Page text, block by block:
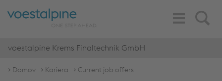
Search
Toggle
Navigation
voestalpine Krems Finaltechnik GmbH
Domov Kariera Current job offers